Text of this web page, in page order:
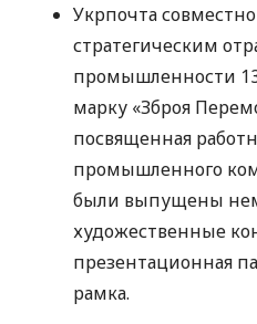
Укрпочта
стратегическим
промышленности
марку «Зброя
посвященная
промышленного
были выпущены
художественные
презентационная
рамка.